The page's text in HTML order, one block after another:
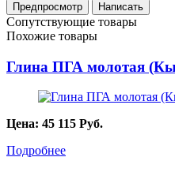
Сопутствующие товары
Похожие товары
Глина ПГА молотая
Цена: 45 115 Руб.
Подробнее